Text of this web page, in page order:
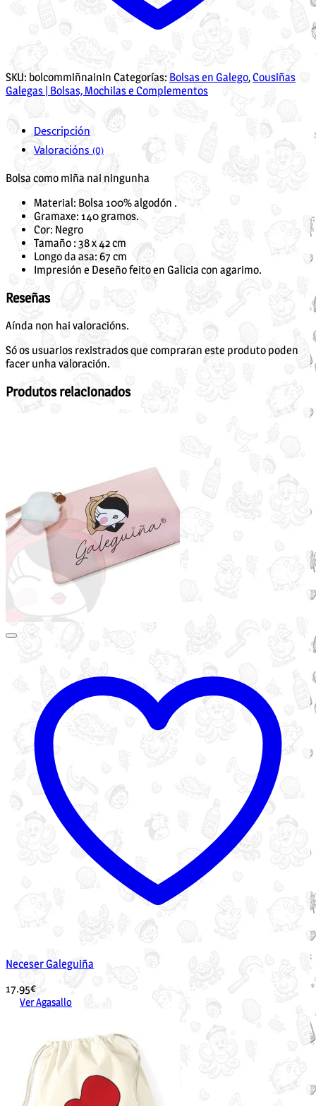
SKU: bolcommiñnainin Categorías: Bolsas en Galego,Cousiñas
Galegas | Bolsas, Mochilas e Complementos
Descripción
Valoracións (0)
Bolsa como miña nai ningunha
Material: Bolsa 100% algodón .
Gramaxe: 140 gramos.
Cor: Negro
Tamaño : 38 x 42 cm
Longo da asa: 67 cm
Impresión e Deseño feito en Galicia con agarimo.
Reseñas
Aínda non hai valoracións.
Só os usuarios rexistrados que compraran este produto poden
facer unha valoración.
Produtos relacionados
Neceser Galeguiña
17.95€
Ver Agasallo